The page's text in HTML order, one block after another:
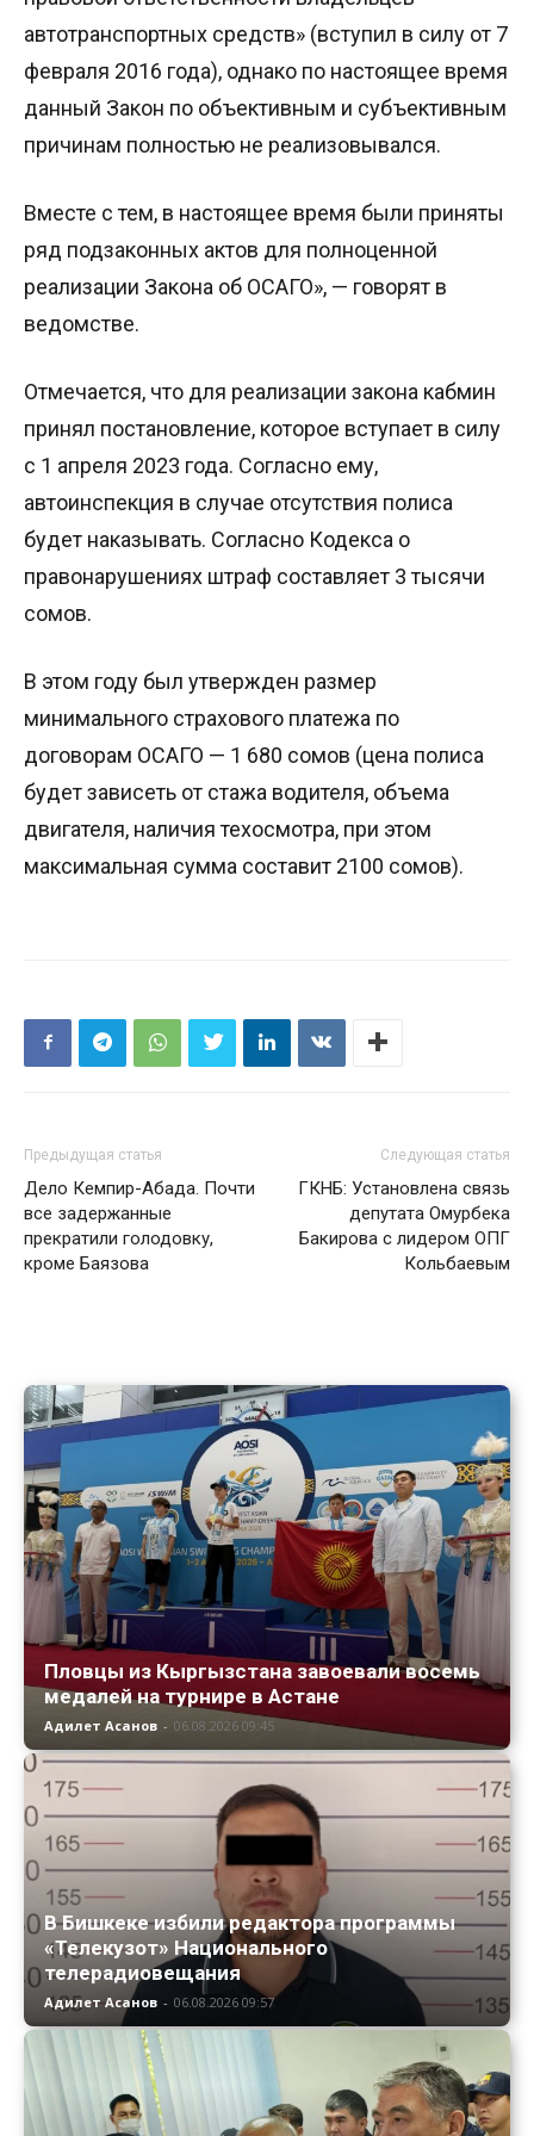
автотранспортных средств» (вступил в силу от 7
февраля 2016 года), однако по настоящее время
данный Закон по объективным и субъективным
причинам полностью не реализовывался.
Вместе с тем, в настоящее время были приняты
ряд подзаконных актов для полноценной
реализации Закона об ОСАГО», — говорят в
ведомстве.
Отмечается, что для реализации закона кабмин
принял постановление, которое вступает в силу
с 1 апреля 2023 года. Согласно ему,
автоинспекция в случае отсутствия полиса
будет наказывать. Согласно Кодекса о
правонарушениях штраф составляет 3 тысячи
сомов.
В этом году был утвержден размер
минимального страхового платежа по
договорам ОСАГО — 1 680 сомов (цена полиса
будет зависеть от стажа водителя, объема
двигателя, наличия техосмотра, при этом
максимальная сумма составит 2100 сомов).
Предыдущая статья
Дело Кемпир-Абада. Почти
все задержанные
прекратили голодовку,
кроме Баязова
Следующая статья
ГКНБ: Установлена связь
депутата Омурбека
Бакирова с лидером ОПГ
Кольбаевым
Пловцы из Кыргызстана завоевали восемь
медалей на турнире в Астане
Адилет Асанов - 06.08.2026 09:45
В Бишкеке избили редактора программы
«Телекузот» Национального
телерадиовещания
Адилет Асанов - 06.08.2026 09:57